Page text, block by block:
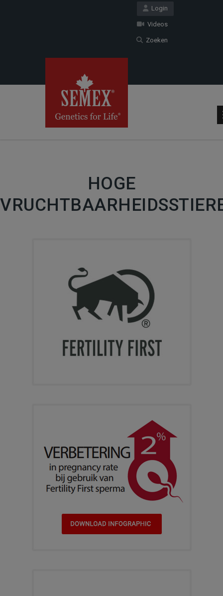
Login
Videos
Zoeken
HOGE